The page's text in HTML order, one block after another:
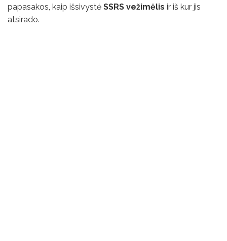
papasakos, kaip išsivystė SSRS vežimėlis ir iš kur jis
atsirado.